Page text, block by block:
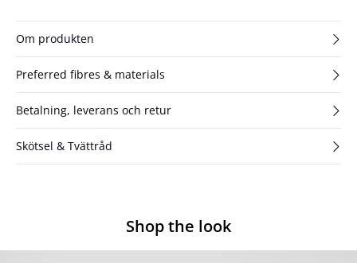
Om produkten
Preferred fibres & materials
Betalning, leverans och retur
Skötsel & Tvättråd
Shop the look